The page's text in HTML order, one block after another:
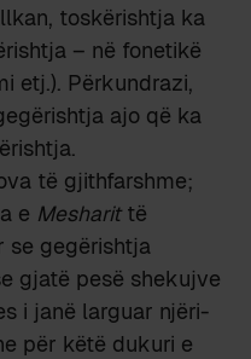
toskërishtja ka
– në fonetikë
etj.). Përkundrazi,
ajo që ka
të gjithfarshme;
e Mesharittë
se gegërishtja
gjatë pesë shekujve
i janë larguar njëri-
për këtë dukuri e